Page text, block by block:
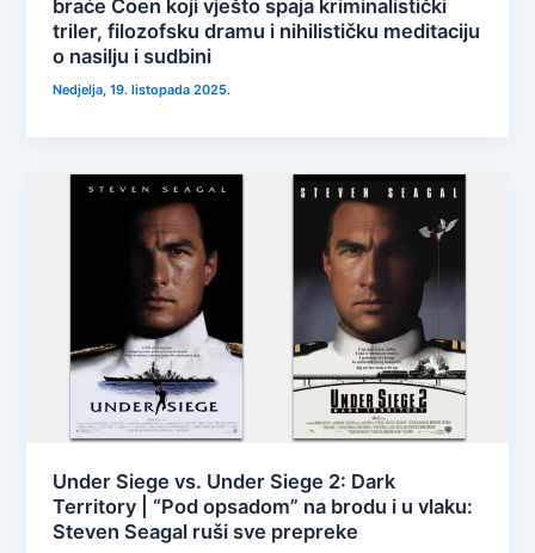
braće Coen koji vješto spaja kriminalistički
triler, filozofsku dramu i nihilističku meditaciju
o nasilju i sudbini
Nedjelja, 19. listopada 2025.
Under Siege vs. Under Siege 2: Dark
Territory | “Pod opsadom” na brodu i u vlaku:
Steven Seagal ruši sve prepreke